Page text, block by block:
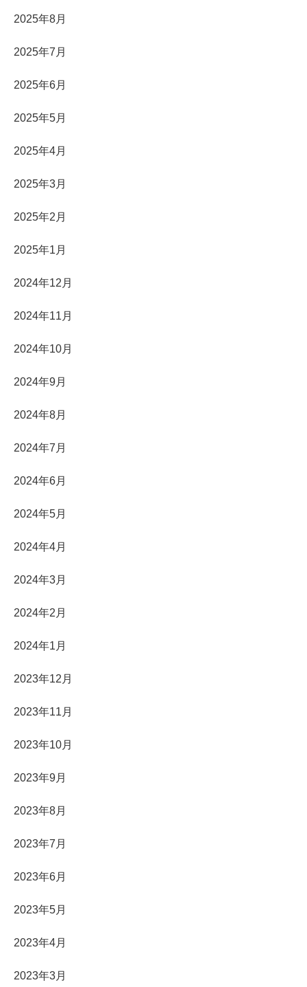
2025年8月
2025年7月
2025年6月
2025年5月
2025年4月
2025年3月
2025年2月
2025年1月
2024年12月
2024年11月
2024年10月
2024年9月
2024年8月
2024年7月
2024年6月
2024年5月
2024年4月
2024年3月
2024年2月
2024年1月
2023年12月
2023年11月
2023年10月
2023年9月
2023年8月
2023年7月
2023年6月
2023年5月
2023年4月
2023年3月